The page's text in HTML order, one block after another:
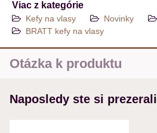
Viac z kategórie
Kefy na vlasy Novinky
BRATT kefy na vlasy
Otázka k produktu
MENO
Naposledy ste si